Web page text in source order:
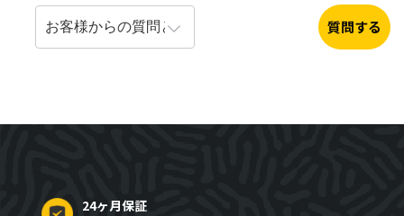
質問する
24ヶ月保証